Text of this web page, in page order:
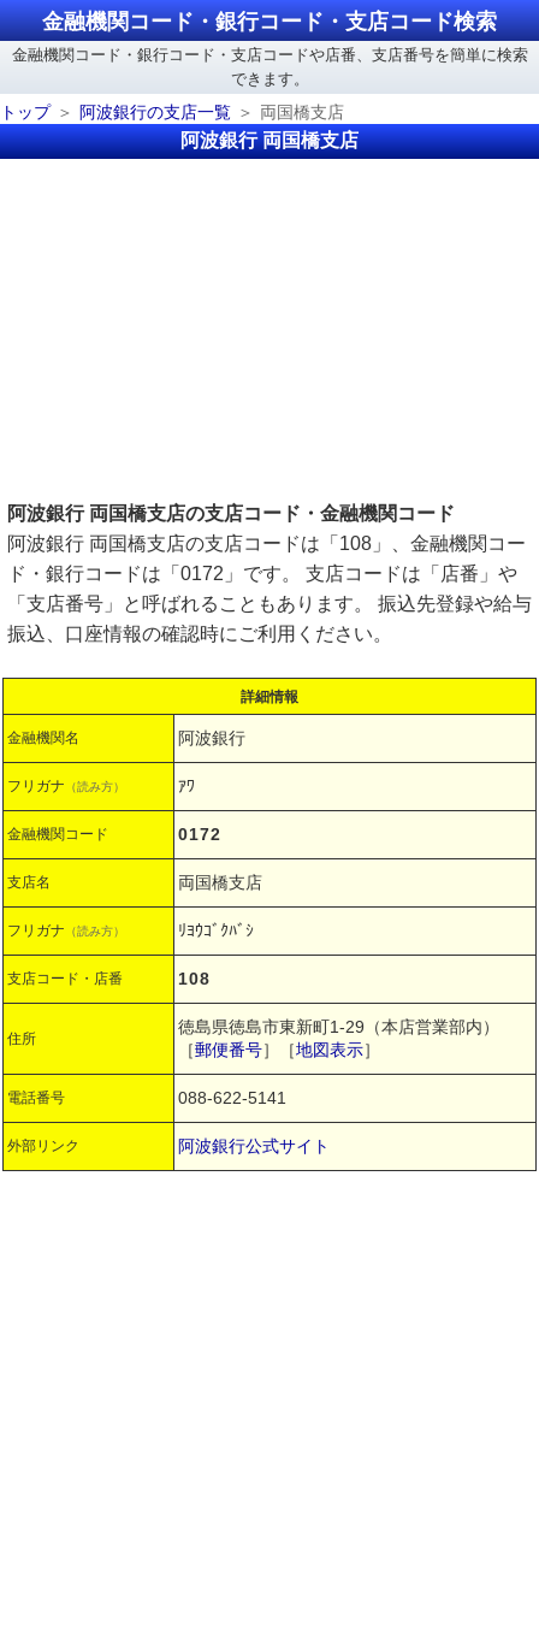
金融機関コード・銀行コード・支店コード検索
金融機関コード・銀行コード・支店コードや店番、支店番号を簡単に検索
できます。
トップ
阿波銀行の支店一覧 両国橋支店
阿波銀行 両国橋支店
阿波銀行 両国橋支店の支店コード・金融機関コード
阿波銀行 両国橋支店の支店コードは「108」、金融機関コー
ド・銀行コードは「0172」です。 支店コードは「店番」や
「支店番号」と呼ばれることもあります。 振込先登録や給与
振込、口座情報の確認時にご利用ください。
詳細情報
金融機関名 阿波銀行
フリガナ （読み方） ｱﾜ
金融機関コード 0172
支店名 両国橋支店
フリガナ （読み方） ﾘﾖｳｺﾞｸﾊﾞｼ
支店コード・店番 108
住所
徳島県徳島市東新町1-29（本店営業部内）
［郵便番号］［地図表示］
電話番号 088-622-5141
外部リンク 阿波銀行公式サイト